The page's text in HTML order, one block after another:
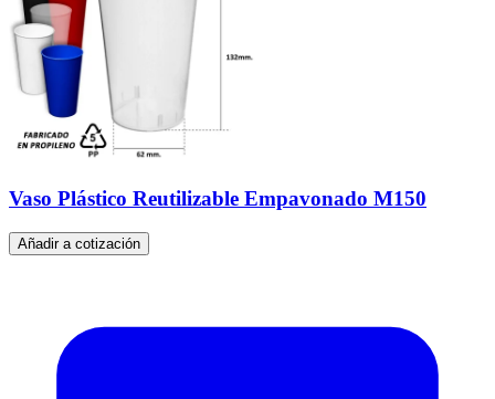
Vaso Plástico Reutilizable Empavonado M150
Añadir a cotización